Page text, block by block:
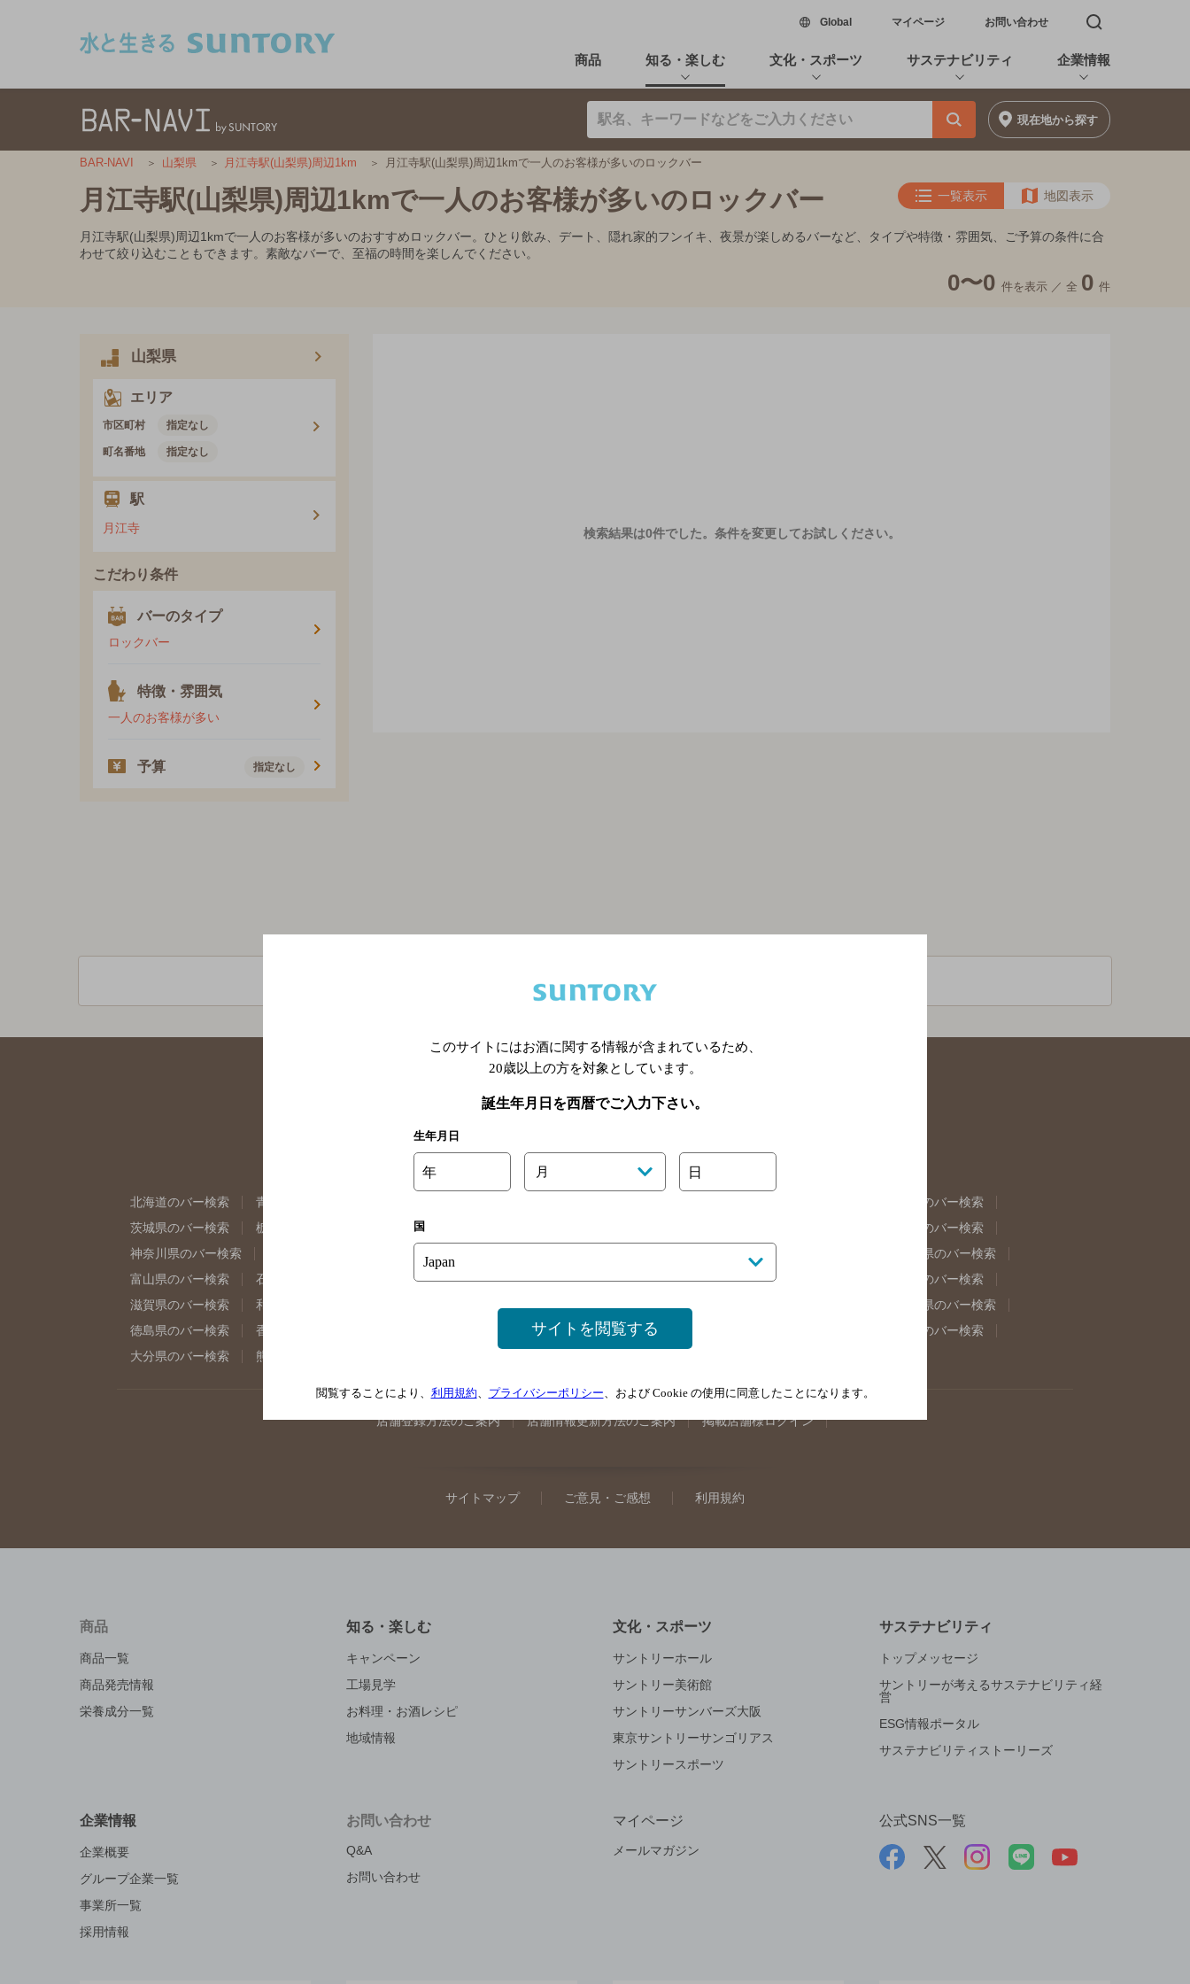
Global新しいウィンドウで開く
マイページ お問い合わせ 検索窓を開く
商品 知る・楽しむ 文化・スポーツ サステナビリティ 企業情報
現在地から探す
BAR-NAVI 山梨県 月江寺駅(山梨県)周辺1km 月江寺駅(山梨県)周辺1kmで一人のお客様が多いのロックバー
月江寺駅(山梨県)周辺1kmで一人のお客様が多いのロックバー 一覧表示 地図表示
月江寺駅(山梨県)周辺1kmで一人のお客様が多いのおすすめロックバー。ひとり飲み、デート、隠れ家的フンイキ、夜景が楽しめるバーなど、タイプや特徴・雰囲気、ご予算の条件に合
わせて絞り込むこともできます。素敵なバーで、至福の時間を楽しんでください。
0〜0 件を表示 ／ 全 0 件
山梨県
エリア
市区町村 指定なし
町名番地 指定なし
駅
月江寺
こだわり条件
バーのタイプ
ロックバー
特徴・雰囲気
一人のお客様が多い
予算 指定なし
検索結果は0件でした。 条件を変更してお試しください。
関連ページ
北海道のバー検索 青森県のバー検索
福島県のバー検索
茨城県のバー検索
栃木県のバー検索 群馬県のバー検索
東京都のバー検索
神奈川県のバー検索
埼玉県のバー検索
岐阜県のバー検索
富山県のバー検索
石川県のバー検索 福井県のバー検索 大阪府のバー検索 京都府のバー検索 兵庫県のバー検索
奈良県のバー検索
滋賀県のバー検索
和歌山県のバー検索 岡山県のバー検索 山口県のバー検索
島根県のバー検索
徳島県のバー検索
香川県のバー検索 高知県のバー検索 福岡県のバー検索
佐賀県のバー検索
大分県のバー検索
熊本県のバー検索
店舗登録方法のご案内 店舗情報更新方法のご案内 掲載店舗様ログイン
サイトマップ ご意見・ご感想 利用規約
商品
商品一覧
商品発売情報
栄養成分一覧
知る・楽しむ
キャンペーン
工場見学
お料理・お酒レシピ
地域情報
文化・スポーツ
サントリーホール
サントリー美術館
サントリーサンバーズ大阪
東京サントリーサンゴリアス
サントリースポーツ
サステナビリティ
トップメッセージ
サントリーが考えるサステナビリティ経
営
ESG情報ポータル
サステナビリティストーリーズ
企業情報
企業概要
グループ企業一覧
事業所一覧
採用情報
お問い合わせ
Q&A
お問い合わせ
マイページ
メールマガジン
公式SNS一覧
このサイトにはお酒に関する情報が含まれているため、
20歳以上の方を対象としています。
誕生年月日を西暦でご入力下さい。
生年月日
年 月 日
国
サイトを閲覧する
閲覧することにより、 利用規約、 プライバシーポリシー、および Cookie の使用に同意したことになります。